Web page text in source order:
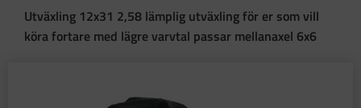
Utväxling 12x31 2,58 lämplig utväxling för er som vill
köra fortare med lägre varvtal passar mellanaxel 6x6